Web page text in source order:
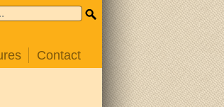
Contact